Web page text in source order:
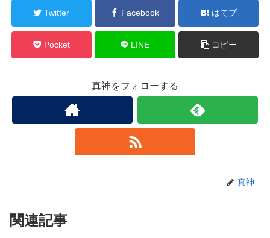
Twitter Facebook はてブ
Pocket LINE コピー
真神をフォローする
真神
関連記事